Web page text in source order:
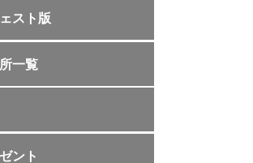
スト版
一覧
ント